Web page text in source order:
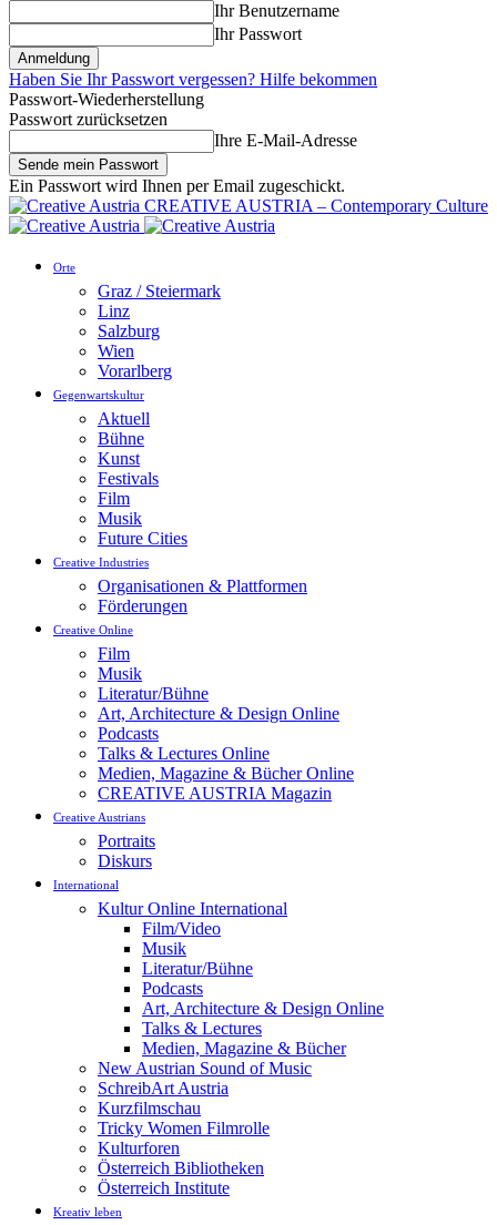
Ihr Benutzername
Ihr Passwort
Haben Sie Ihr Passwort vergessen? Hilfe bekommen
Passwort-Wiederherstellung
Passwort zurücksetzen
Ihre E-Mail-Adresse
Ein Passwort wird Ihnen per Email zugeschickt.
CREATIVE AUSTRIA – Contemporary Culture
Orte
Graz / Steiermark
Linz
Salzburg
Wien
Vorarlberg
Gegenwartskultur
Aktuell
Bühne
Kunst
Festivals
Film
Musik
Future Cities
Creative Industries
Organisationen & Plattformen
Förderungen
Creative Online
Film
Musik
Literatur/Bühne
Art, Architecture & Design Online
Podcasts
Talks & Lectures Online
Medien, Magazine & Bücher Online
CREATIVE AUSTRIA Magazin
Creative Austrians
Portraits
Diskurs
International
Kultur Online International
Film/Video
Musik
Literatur/Bühne
Podcasts
Art, Architecture & Design Online
Talks & Lectures
Medien, Magazine & Bücher
New Austrian Sound of Music
SchreibArt Austria
Kurzfilmschau
Tricky Women Filmrolle
Kulturforen
Österreich Bibliotheken
Österreich Institute
Kreativ leben